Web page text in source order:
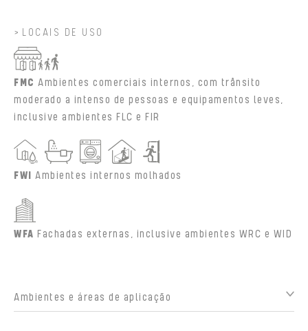
LOCAIS DE USO
FMC Ambientes comerciais internos, com trânsito
moderado a intenso de pessoas e equipamentos leves,
inclusive ambientes FLC e FIR
FWI Ambientes internos molhados
WFA Fachadas externas, inclusive ambientes WRC e WID
Ambientes e áreas de aplicação